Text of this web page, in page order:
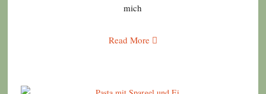
mich
Read More